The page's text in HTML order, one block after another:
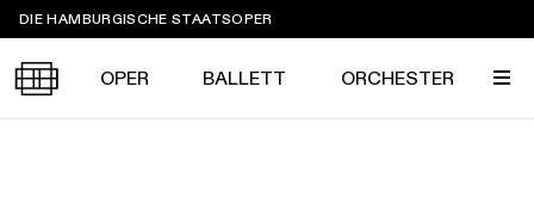
DIE HAMBURGISCHE STAATSOPER
OPER BALLETT ORCHESTER